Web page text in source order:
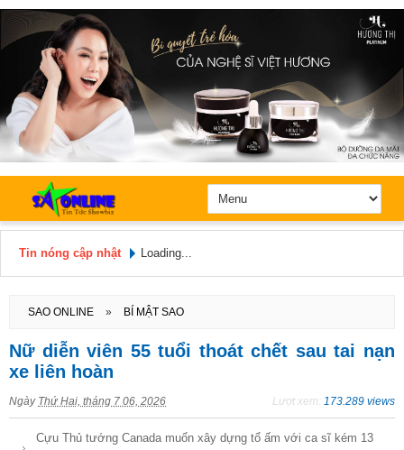
Tin nóng cập nhật Loading...
SAO ONLINE » BÍ MẬT SAO
Nữ diễn viên 55 tuổi thoát chết sau tai nạn
xe liên hoàn
Ngày Thứ Hai, tháng 7 06, 2026 Lượt xem: 173.289 views
Cựu Thủ tướng Canada muốn xây dựng tổ ấm với ca sĩ kém 13